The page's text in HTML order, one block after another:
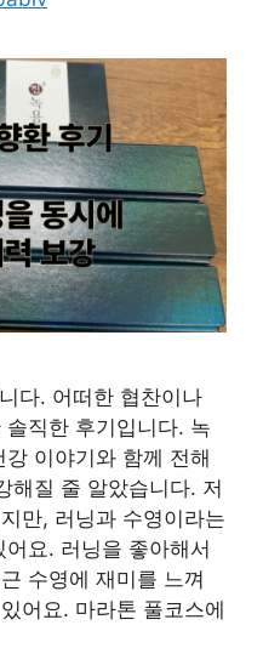
다. 어떠한 협찬이나
직한 후기입니다. 녹
이야기와 함께 전해
해질 줄 알았습니다. 저
만, 러닝과 수영이라는
요. 러닝을 좋아해서
수영에 재미를 느껴
어요. 마라톤 풀코스에